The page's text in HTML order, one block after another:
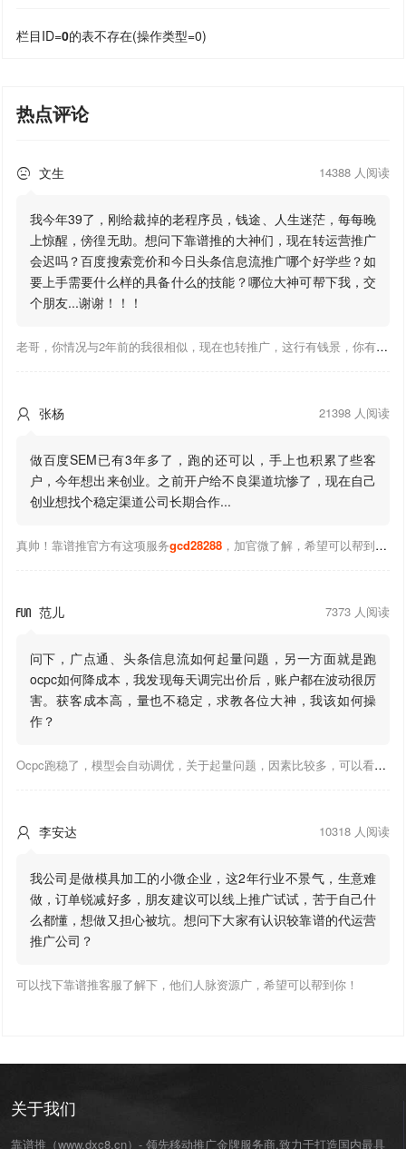
栏目ID=0的表不存在(操作类型=0)
热点评论
 文生 14388 人阅读
我今年39了，刚给裁掉的老程序员，钱途、人生迷茫，每每晚
上惊醒，傍徨无助。想问下靠谱推的大神们，现在转运营推广
会迟吗？百度搜索竞价和今日头条信息流推广哪个好学些？如
要上手需要什么样的具备什么的技能？哪位大神可帮下我，交
个朋友...谢谢！！！
老哥，你情况与2年前的我很相似，现在也转推广，这行有钱景，你有基础上手会比较快，不必担心。至于学竞价还是信息流哪个好，我是信息流广告入手，现在迷上靠谱推关注大神们的营销推广干货。有空你也可多泡下这站，真能学到不少东西；希望可以帮到你！
 张杨 21398 人阅读
做百度SEM已有3年多了，跑的还可以，手上也积累了些客
户，今年想出来创业。之前开户给不良渠道坑惨了，现在自己
创业想找个稳定渠道公司长期合作...
真帅！靠谱推官方有这项服务gcd28288，加官微了解，希望可以帮到你！
 范儿 7373 人阅读
问下，广点通、头条信息流如何起量问题，另一方面就是跑
ocpc如何降成本，我发现每天调完出价后，账户都在波动很厉
害。获客成本高，量也不稳定，求教各位大神，我该如何操
作？
Ocpc跑稳了，模型会自动调优，关于起量问题，因素比较多，可以看下靠谱推大神出的干货文章，都是经验总结，应该可以找到对应解决。
 李安达 10318 人阅读
我公司是做模具加工的小微企业，这2年行业不景气，生意难
做，订单锐减好多，朋友建议可以线上推广试试，苦于自己什
么都懂，想做又担心被坑。想问下大家有认识较靠谱的代运营
推广公司？
可以找下靠谱推客服了解下，他们人脉资源广，希望可以帮到你！
关于我们
靠谱推（www.dxc8.cn）- 领先移动推广金牌服务商,致力于打造国内最具